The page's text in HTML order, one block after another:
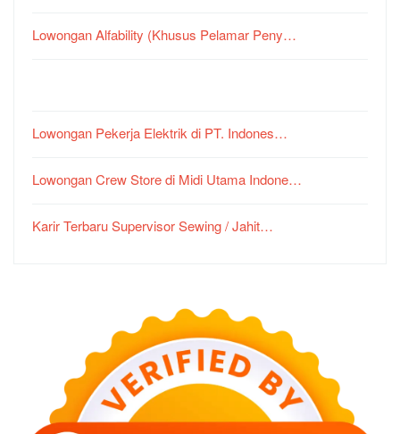
Lowongan Alfability (Khusus Pelamar Peny…
Lowongan Pekerja Elektrik di PT. Indones…
Lowongan Crew Store di Midi Utama Indone…
Karir Terbaru Supervisor Sewing / Jahit…